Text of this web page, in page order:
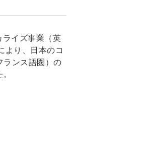
イズ事業（英
より、日本のコ
ランス語圏）の